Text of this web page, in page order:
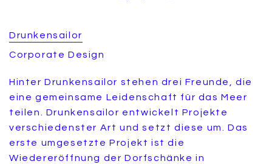
Drunkensailor
Corporate Design
Hinter Drunkensailor stehen drei Freunde, die
eine gemeinsame Leidenschaft für das Meer
teilen. Drunkensailor entwickelt Projekte
verschiedenster Art und setzt diese um. Das
erste umgesetzte Projekt ist die
Wiedereröffnung der Dorfschänke in